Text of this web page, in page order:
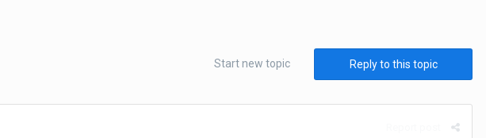
Reply to this topic
Start new topic